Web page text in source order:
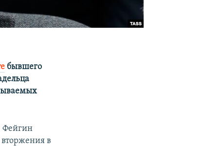
бывшего
Фейгин
в